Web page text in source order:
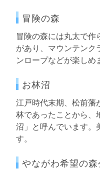
冒険の森
冒険の森には丸太で作
があり、マウンテン
ンロープなどが楽しめ
お林沼
江戸時代末期、松前藩
林であったことから、
沼」と呼んでいます。
す。
やながわ希望の